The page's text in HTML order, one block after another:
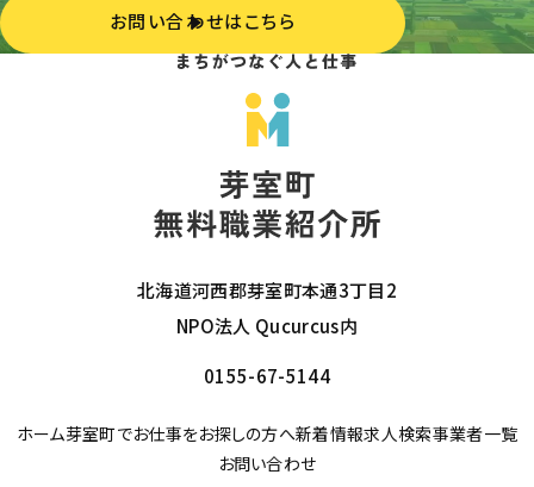
お問い合わせはこちら
北海道河西郡芽室町本通3丁目2
NPO法人 Qucurcus内
0155-67-5144
ホーム芽室町でお仕事をお探しの方へ新着情報求人検索事業者一覧
お問い合わせ